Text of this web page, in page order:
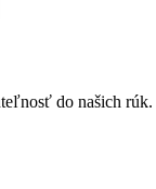
do našich rúk.